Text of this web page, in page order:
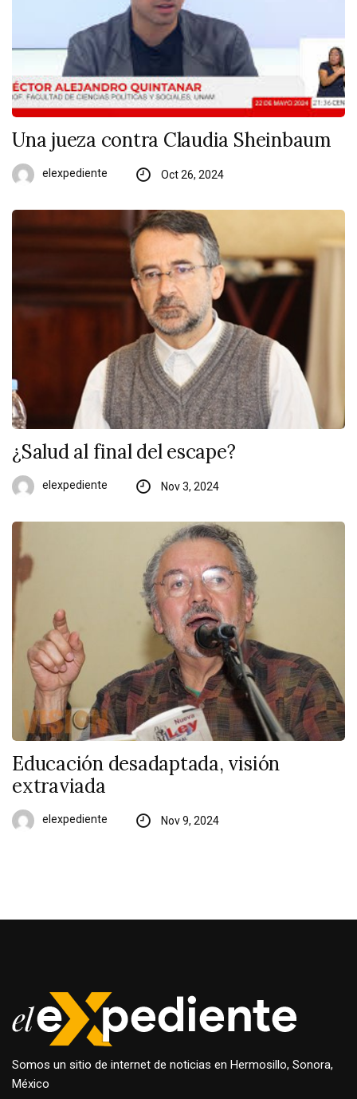
Una jueza contra Claudia Sheinbaum
elexpediente Oct 26, 2024
¿Salud al final del escape?
elexpediente Nov 3, 2024
Educación desadaptada, visión
extraviada
elexpediente Nov 9, 2024
Somos un sitio de internet de noticias en Hermosillo, Sonora,
México